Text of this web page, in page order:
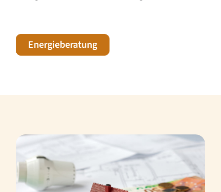
Energieberatung